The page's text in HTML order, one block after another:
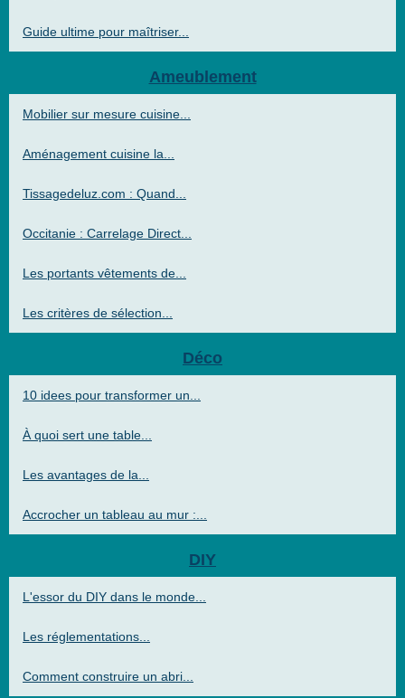
Guide ultime pour maîtriser...
Ameublement
Mobilier sur mesure cuisine...
Aménagement cuisine la...
Tissagedeluz.com : Quand...
Occitanie : Carrelage Direct...
Les portants vêtements de...
Les critères de sélection...
Déco
10 idees pour transformer un...
À quoi sert une table...
Les avantages de la...
Accrocher un tableau au mur :...
DIY
L'essor du DIY dans le monde...
Les réglementations...
Comment construire un abri...